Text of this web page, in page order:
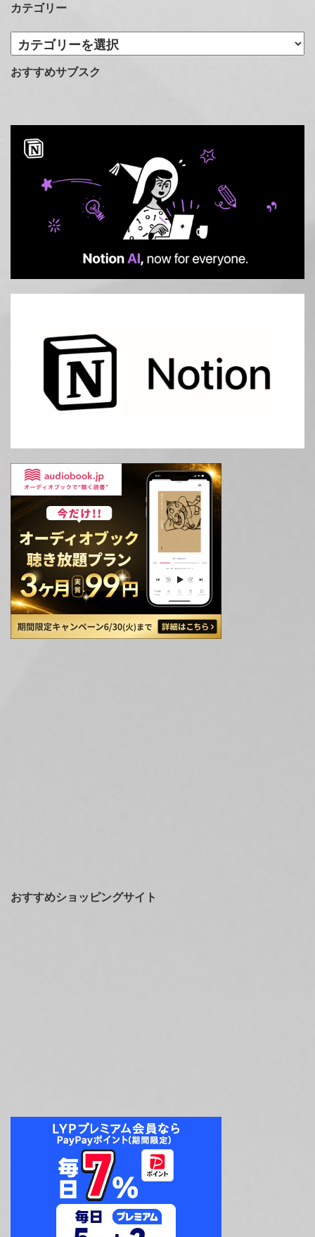
カテゴリー
カ
テ
ゴ
おすすめサブスク
おすすめショッピングサイト